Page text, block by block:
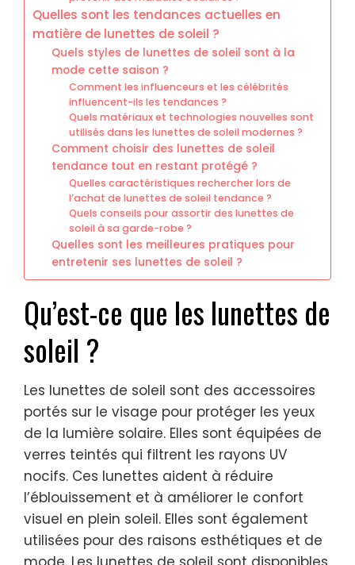
Quelles sont les tendances actuelles en
matière de lunettes de soleil ?
Quels styles de lunettes de soleil sont à la
mode cette saison ?
Comment les influenceurs et les célébrités
influencent-ils les tendances ?
Quels matériaux et technologies nouvelles sont
utilisés dans les lunettes de soleil modernes ?
Comment choisir des lunettes de soleil
tendance tout en restant protégé ?
Quelles caractéristiques rechercher lors de
l’achat de lunettes de soleil tendance ?
Quels conseils pour assortir des lunettes de
soleil à sa garde-robe ?
Quelles sont les meilleures pratiques pour
entretenir ses lunettes de soleil ?
Qu’est-ce que les lunettes de
soleil ?
Les lunettes de soleil sont des accessoires
portés sur le visage pour protéger les yeux
de la lumière solaire. Elles sont équipées de
verres teintés qui filtrent les rayons UV
nocifs. Ces lunettes aident à réduire
l’éblouissement et à améliorer le confort
visuel en plein soleil. Elles sont également
utilisées pour des raisons esthétiques et de